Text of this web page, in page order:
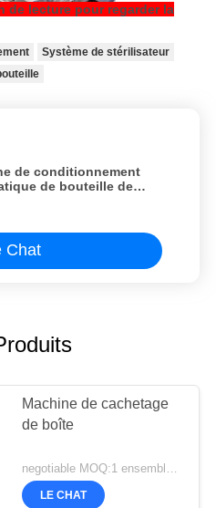
de lecture pour regarder la
Système de stérilisateur
de conditionnement
de bouteille de
Chat
Machine de cachetage
de boîte
negotiable MOQ:1 ensemble/PCs
LE CHAT